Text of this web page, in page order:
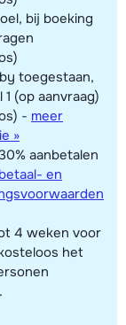
bij boeking
toegestaan,
1 (op aanvraag)
- meer
»
aanbetalen
en
4 weken voor
het